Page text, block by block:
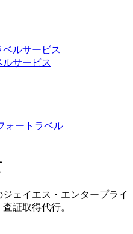
サービス
ォートラベル
ェイエス・エンタープライ
証取得代行。